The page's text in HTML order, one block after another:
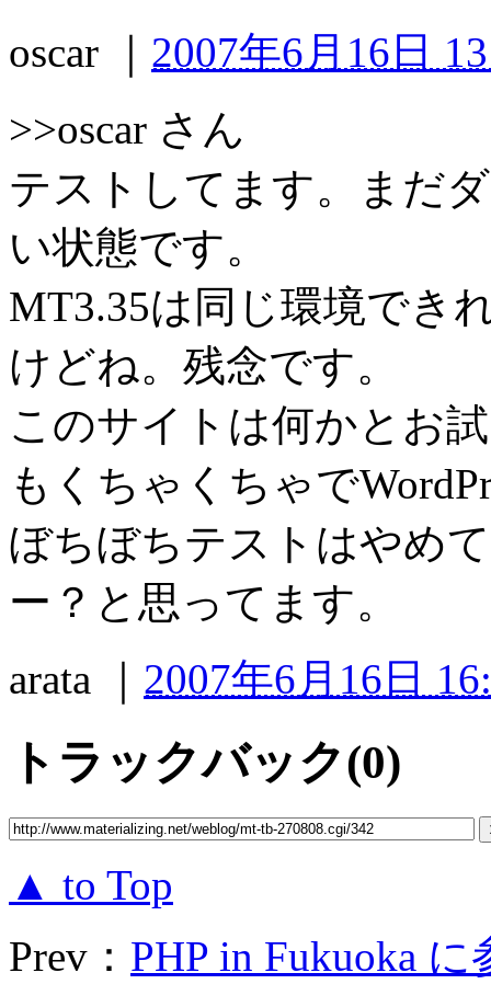
oscar
2007年6月16日
>>oscar さん
テストしてます。まだ
い状態です。
MT3.35は同じ環境でき
けどね。残念です。
このサイトは何かとお
もくちゃくちゃで
ぼちぼちテストはやめ
ー？と思ってます。
arata
2007年6月16日
トラックバック(0)
▲ to Top
Prev： PHP in Fukuoka